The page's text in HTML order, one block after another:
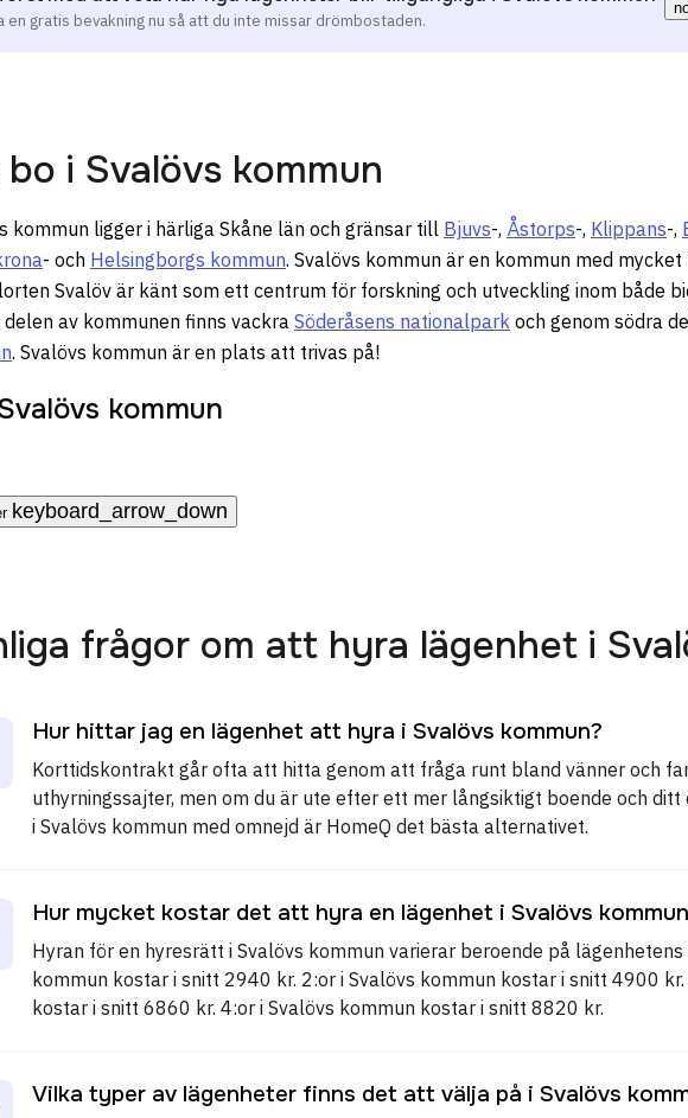
en gratis bevakning nu så att du inte missar drömbostaden.
i Svalövs kommun
kommun ligger i härliga Skåne län och gränsar till Bjuvs-, Åstorps-, Klippans-,
- och Helsingborgs kommun. Svalövs kommun är en kommun med
Svalöv är känt som ett centrum för forskning och utveckling inom både
av kommunen finns vackra Söderåsens nationalpark och genom södra
. Svalövs kommun är en plats att trivas på!
kommun
keyboard_arrow_down
frågor om att hyra lägenhet i
Hur hittar jag en lägenhet att hyra i Svalövs kommun?
Korttidskontrakt går ofta att hitta genom att fråga runt bland vänner och
uthyrningssajter, men om du är ute efter ett mer långsiktigt boende och
i Svalövs kommun med omnejd är HomeQ det bästa alternativet.
Hur mycket kostar det att hyra en lägenhet i Svalövs
Hyran för en hyresrätt i Svalövs kommun varierar beroende på
kommun kostar i snitt 2940 kr. 2:or i Svalövs kommun kostar i snitt 4900
kostar i snitt 6860 kr. 4:or i Svalövs kommun kostar i snitt 8820 kr.
Vilka typer av lägenheter finns det att välja på i Svalövs